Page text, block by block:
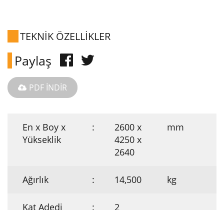
TEKNİK ÖZELLİKLER
Paylaş
PDF İNDİR
En x Boy x
Yükseklik
:
2600 x
4250 x
2640
mm
Ağırlık : 14,500 kg
Kat Adedi : 2